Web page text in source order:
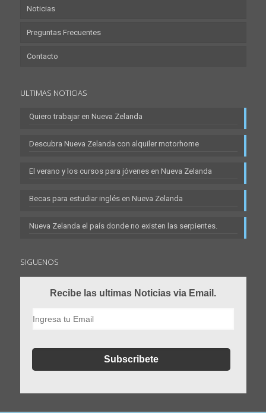
Noticias
Preguntas Frecuentes
Contacto
ULTIMAS NOTICIAS
Quiero trabajar en Nueva Zelanda
Descubra Nueva Zelanda con alquiler motorhome
El verano y los cursos para jóvenes en Nueva Zelanda
Becas para estudiar inglés en Nueva Zelanda
Nueva Zelanda el país donde no existen las serpientes.
SIGUENOS
Recibe las ultimas Noticias via Email.